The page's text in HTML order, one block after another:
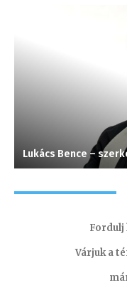
Lukács Bence –
Fordulj
Várjuk a